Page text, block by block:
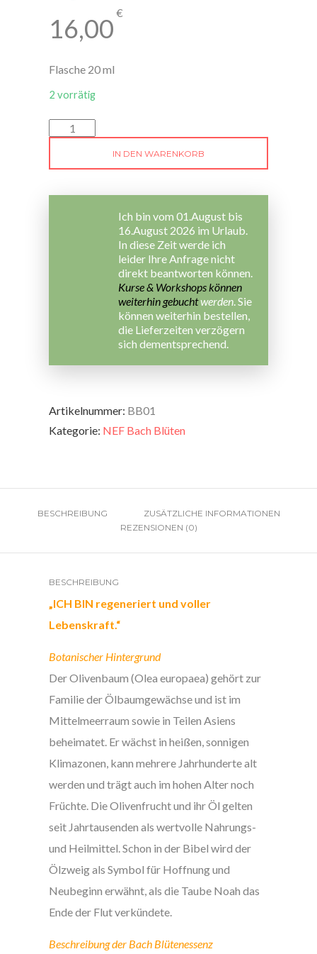
16,00
€
Flasche 20 ml
2 vorrätig
NEF
Oliven
-
Menge
IN DEN WARENKORB
Ich bin vom 01.August bis
16.August 2026 im Urlaub.
In diese Zeit werde ich
leider Ihre Anfrage nicht
direkt beantworten können.
Kurse & Workshops können
weiterhin gebuchtwerden. Sie
können weiterhin bestellen,
die Lieferzeiten verzögern
sich dementsprechend.
Artikelnummer: BB01
Kategorie: NEF Bach Blüten
BESCHREIBUNG
ZUSÄTZLICHE INFORMATIONEN
REZENSIONEN (0)
BESCHREIBUNG
„ICH BIN regeneriert und voller
Lebenskraft.“
Botanischer Hintergrund
Der Olivenbaum (Olea europaea) gehört zur
Familie der Ölbaumgewächse und ist im
Mittelmeerraum sowie in Teilen Asiens
beheimatet. Er wächst in heißen, sonnigen
Klimazonen, kann mehrere Jahrhunderte alt
werden und trägt auch im hohen Alter noch
Früchte. Die Olivenfrucht und ihr Öl gelten
seit Jahrtausenden als wertvolle Nahrungs-
und Heilmittel. Schon in der Bibel wird der
Ölzweig als Symbol für Hoffnung und
Neubeginn erwähnt, als die Taube Noah das
Ende der Flut verkündete.
Beschreibung der Bach Blütenessenz